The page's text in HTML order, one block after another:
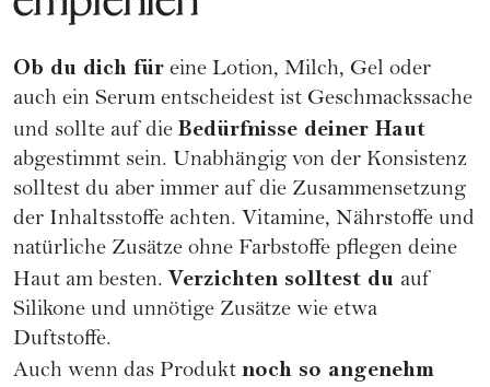
Ob du dich für eine Lotion, Milch, Gel oder
auch ein Serum entscheidest ist Geschmackssache
und sollte auf die Bedürfnisse deiner Haut
abgestimmt sein. Unabhängig von der Konsistenz
solltest du aber immer auf die Zusammensetzung
der Inhaltsstoffe achten. Vitamine, Nährstoffe und
natürliche Zusätze ohne Farbstoffe pflegen deine
Haut am besten. Verzichten solltest du auf
Silikone und unnötige Zusätze wie etwa
Duftstoffe.
Auch wenn das Produkt noch so angenehm